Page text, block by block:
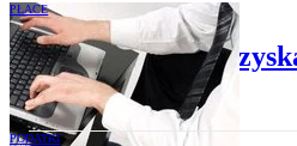
PŁACE
Autorskie koszty
PODATKI